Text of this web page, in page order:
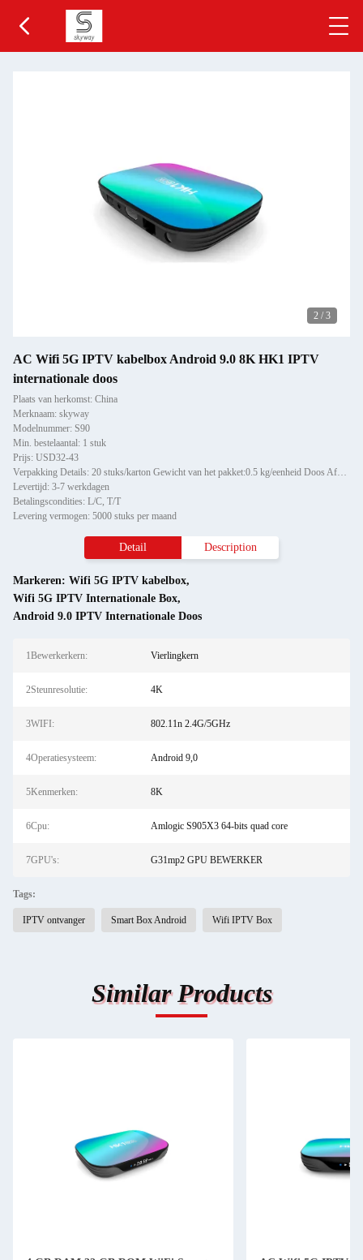
2 / 3
AC Wifi 5G IPTV kabelbox Android 9.0 8K HK1 IPTV
internationale doos
Plaats van herkomst: China
Merknaam: skyway
Modelnummer: S90
Min. bestelaantal: 1 stuk
Prijs: USD32-43
Verpakking Details: 20 stuks/karton Gewicht van het pakket:0.5 kg/eenheid Doos Afmeting: 41*30*28 cm Doos Gewicht: 10 kg
Levertijd: 3-7 werkdagen
Betalingscondities: L/C, T/T
Levering vermogen: 5000 stuks per maand
Detail Description
Markeren: Wifi 5G IPTV kabelbox,
Wifi 5G IPTV Internationale Box,
Android 9.0 IPTV Internationale Doos
1Bewerkerkern: Vierlingkern
2Steunresolutie: 4K
3WIFI: 802.11n 2.4G/5GHz
4Operatiesysteem: Android 9,0
5Kenmerken: 8K
6Cpu: Amlogic S905X3 64-bits quad core
7GPU's: G31mp2 GPU BEWERKER
Tags:
IPTV ontvanger Smart Box Android Wifi IPTV Box
Similar Products